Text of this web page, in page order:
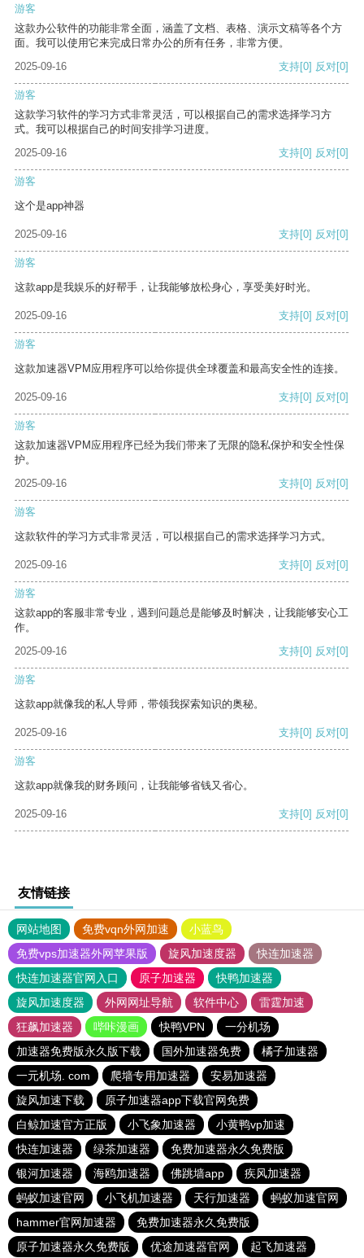
游客
这款办公软件的功能非常全面，涵盖了文档、表格、演示文稿等各个方
面。我可以使用它来完成日常办公的所有任务，非常方便。
2025-09-16
支持[0] 反对[0]
游客
这款学习软件的学习方式非常灵活，可以根据自己的需求选择学习方
式。我可以根据自己的时间安排学习进度。
2025-09-16
支持[0] 反对[0]
游客
这个是app神器
2025-09-16 支持[0] 反对[0]
游客
这款app是我娱乐的好帮手，让我能够放松身心，享受美好时光。
2025-09-16 支持[0] 反对[0]
游客
这款加速器VPM应用程序可以给你提供全球覆盖和最高安全性的连接。
2025-09-16 支持[0] 反对[0]
游客
这款加速器VPM应用程序已经为我们带来了无限的隐私保护和安全性保
护。
2025-09-16
支持[0] 反对[0]
游客
这款软件的学习方式非常灵活，可以根据自己的需求选择学习方式。
2025-09-16 支持[0] 反对[0]
游客
这款app的客服非常专业，遇到问题总是能够及时解决，让我能够安心工
作。
2025-09-16
支持[0] 反对[0]
游客
这款app就像我的私人导师，带领我探索知识的奥秘。
2025-09-16 支持[0] 反对[0]
游客
这款app就像我的财务顾问，让我能够省钱又省心。
2025-09-16 支持[0] 反对[0]
友情链接
网站地图 免费vqn外网加速
小蓝鸟
免费vps加速器外网苹果版
旋风加速度器
快连加速器
快连加速器官网入口
原子加速器
快鸭加速器
旋风加速度器
外网网址导航 软件中心
雷霆加速
狂飙加速器
哔咔漫画 快鸭VPN
一分机场
加速器免费版永久版下载
国外加速器免费
橘子加速器
一元机场. com
爬墙专用加速器
安易加速器
旋风加速下载
原子加速器app下载官网免费
白鲸加速官方正版
小飞象加速器
小黄鸭vp加速
快连加速器
绿茶加速器
免费加速器永久免费版
银河加速器
海鸥加速器 佛跳墙app
疾风加速器
蚂蚁加速官网
小飞机加速器 天行加速器
蚂蚁加速官网
hammer官网加速器
免费加速器永久免费版
原子加速器永久免费版
优途加速器官网 起飞加速器